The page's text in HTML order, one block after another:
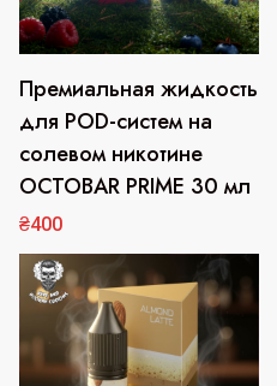
Премиальная жидкость
для POD-систем на
солевом никотине
OCTOBAR PRIME 30 мл
₴400
Этот
товар
несколько
вариаций.
Опции
можно
выбрать
странице
товара.